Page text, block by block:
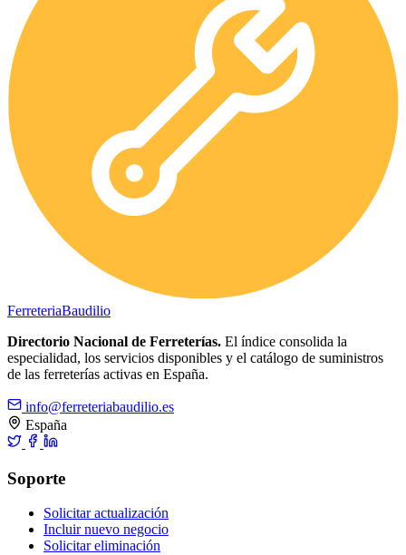
FerreteriaBaudilio
Directorio Nacional de Ferreterías. El índice consolida la
especialidad, los servicios disponibles y el catálogo de suministros
de las ferreterías activas en España.
info@ferreteriabaudilio.es
España
Soporte
Solicitar actualización
Incluir nuevo negocio
Solicitar eliminación